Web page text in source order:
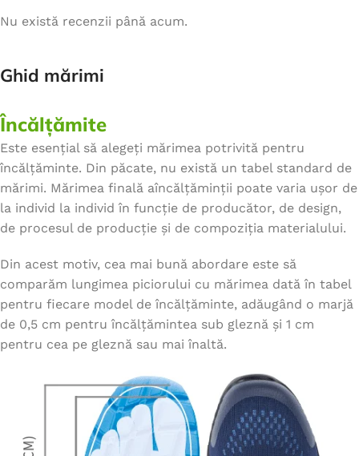
Nu există recenzii până acum.
Ghid mărimi
Încălțămite
Este esențial să alegeți mărimea potrivită pentru
încălțăminte. Din păcate, nu există un tabel standard de
mărimi. Mărimea finală aîncălțăminții poate varia ușor de
la individ la individ în funcție de producător, de design,
de procesul de producție și de compoziția materialului.
Din acest motiv, cea mai bună abordare este să
comparăm lungimea piciorului cu mărimea dată în tabel
pentru fiecare model de încălțăminte, adăugând o marjă
de 0,5 cm pentru încălțămintea sub gleznă și 1 cm
pentru cea pe gleznă sau mai înaltă.